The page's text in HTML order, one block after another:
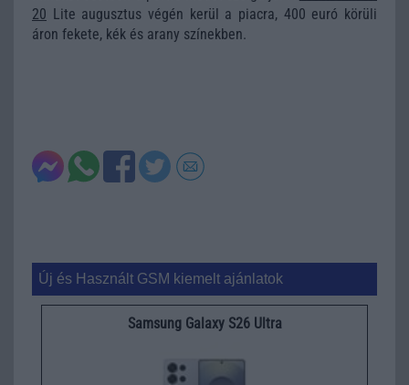
20 Lite augusztus végén kerül a piacra, 400 euró körüli
áron fekete, kék és arany színekben.
Új és Használt GSM kiemelt ajánlatok
Samsung Galaxy S26 Ultra